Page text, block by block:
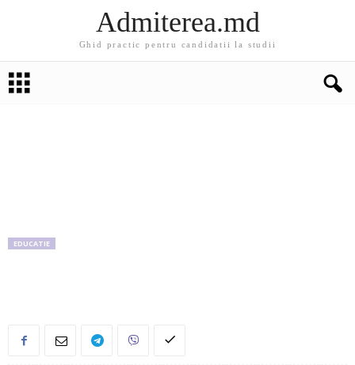
Admiterea.md
Ghid practic pentru candidatii la studii
EDUCATIE